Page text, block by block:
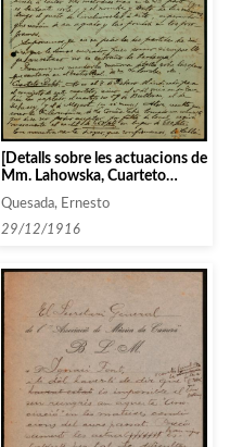
[Detalls sobre les actuacions de
Mm. Lahowska, Cuarteto
Quesada, Ernesto
29/12/1916